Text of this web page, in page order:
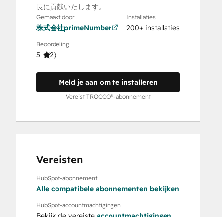
長に貢献いたします。
Gemaakt door
株式会社primeNumber
Installaties
200+ installaties
Beoordeling
5 (2)
Meld je aan om te installeren
Vereist TROCCO®-abonnement
Vereisten
HubSpot-abonnement
Alle compatibele abonnementen bekijken
HubSpot-accountmachtigingen